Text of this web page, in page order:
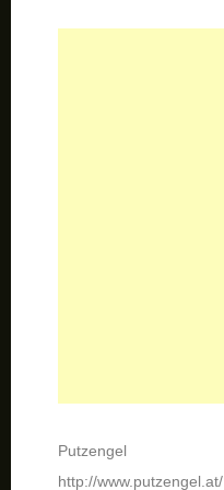
Putzengel
http://www.putzengel.at/